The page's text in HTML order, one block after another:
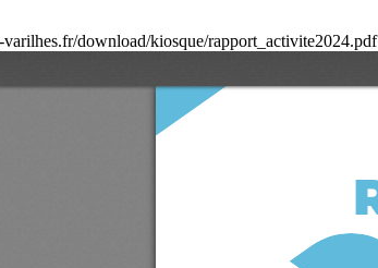
download/kiosque/rapport_activite2024.pdf